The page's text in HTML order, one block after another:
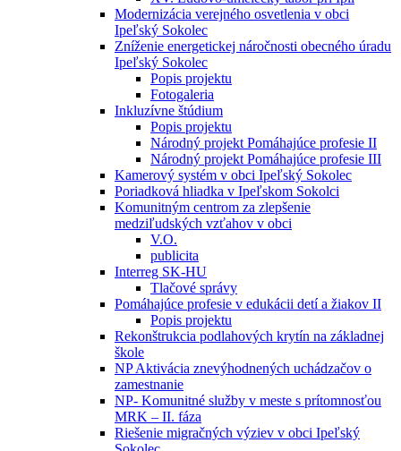
Modernizácia verejného osvetlenia v obci
Ipeľský Sokolec
Zníženie energetickej náročnosti obecného úradu
Ipeľský Sokolec
Popis projektu
Fotogaleria
Inkluzívne štúdium
Popis projektu
Národný projekt Pomáhajúce profesie II
Národný projekt Pomáhajúce profesie III
Kamerový systém v obci Ipeľský Sokolec
Poriadková hliadka v Ipeľskom Sokolci
Komunitným centrom za zlepšenie
medziľudských vzťahov v obci
V.O.
publicita
Interreg SK-HU
Tlačové správy
Pomáhajúce profesie v edukácii detí a žiakov II
Popis projektu
Rekonštrukcia podlahových krytín na základnej
škole
NP Aktivácia znevýhodnených uchádzačov o
zamestnanie
NP- Komunitné služby v meste s prítomnosťou
MRK – II. fáza
Riešenie migračných výziev v obci Ipeľský